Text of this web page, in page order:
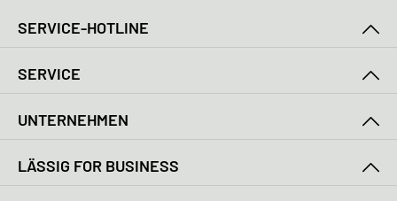
SERVICE-HOTLINE
SERVICE
UNTERNEHMEN
LÄSSIG FOR BUSINESS